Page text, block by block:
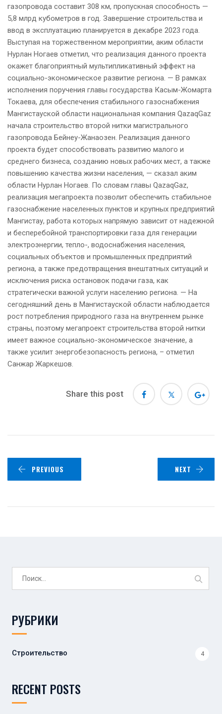
газопровода составит 308 км, пропускная способность —
5,8 млрд кубометров в год. Завершение строительства и
ввод в эксплуатацию планируется в декабре 2023 года.
Выступая на торжественном мероприятии, аким области
Нурлан Ногаев отметил, что реализация данного проекта
окажет благоприятный мультипликативный эффект на
социально-экономическое развитие региона. — В рамках
исполнения поручения главы государства Касым-Жомарта
Токаева, для обеспечения стабильного газоснабжения
Мангистауской области национальная компания QazaqGaz
начала строительство второй нитки магистрального
газопровода Бейнеу-Жанаозен. Реализация данного
проекта будет способствовать развитию малого и
среднего бизнеса, созданию новых рабочих мест, а также
повышению качества жизни населения, — сказал аким
области Нурлан Ногаев. По словам главы QazaqGaz,
реализация мегапроекта позволит обеспечить стабильное
газоснабжение населенных пунктов и крупных предприятий
Мангистау, работа которых напрямую зависит от надежной
и бесперебойной транспортировки газа для генерации
электроэнергии, тепло-, водоснабжения населения,
социальных объектов и промышленных предприятий
региона, а также предотвращения внештатных ситуаций и
исключения риска остановок подачи газа, как
стратегически важной услуги населению региона. — На
сегодняшний день в Мангистауской области наблюдается
рост потребления природного газа на внутреннем рынке
страны, поэтому мегапроект строительства второй нитки
имеет важное социально-экономическое значение, а
также усилит энергобезопасность региона, – отметил
Санжар Жаркешов.
Share this post
PREVIOUS NEXT
РУБРИКИ
Строительство 4
RECENT POSTS